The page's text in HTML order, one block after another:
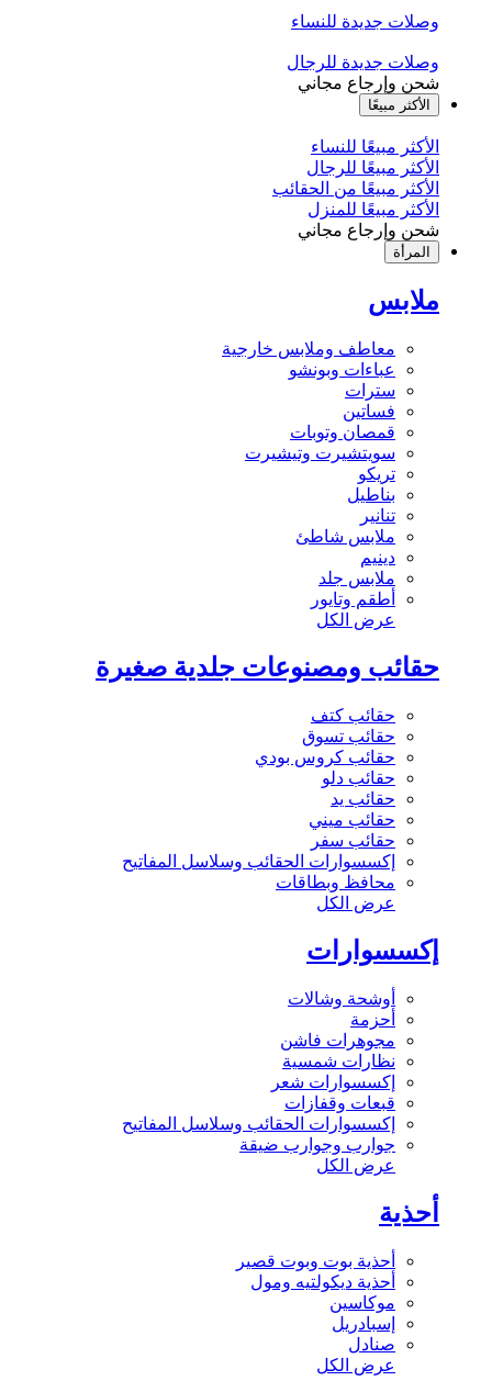
وصلات جديدة للنساء
وصلات جديدة للرجال
شحن وإرجاع مجاني
الأكثر مبيعًا
الأكثر مبيعًا للنساء
الأكثر مبيعًا للرجال
الأكثر مبيعًا من الحقائب
الأكثر مبيعًا للمنزل
شحن وإرجاع مجاني
المرأة
ملابس
معاطف وملابس خارجية
عباءات وبونشو
سترات
فساتين
قمصان وتوبات
سويتشيرت وتيشيرت
تريكو
بناطيل
تنانير
ملابس شاطئ
دينيم
ملابس جلد
أطقم وتايور
عرض الكل
حقائب ومصنوعات جلدية صغيرة
حقائب كتف
حقائب تسوق
حقائب كروس بودي
حقائب دلو
حقائب يد
حقائب ميني
حقائب سفر
إكسسوارات الحقائب وسلاسل المفاتيح
محافظ وبطاقات
عرض الكل
إكسسوارات
أوشحة وشالات
أحزمة
مجوهرات فاشن
نظارات شمسية
إكسسوارات شعر
قبعات وقفازات
إكسسوارات الحقائب وسلاسل المفاتيح
جوارب وجوارب ضيقة
عرض الكل
أحذية
أحذية بوت وبوت قصير
أحذية ديكولتيه ومول
موكاسين
إسبادريل
صنادل
عرض الكل